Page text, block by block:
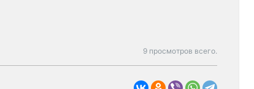
9 просмотров всего.